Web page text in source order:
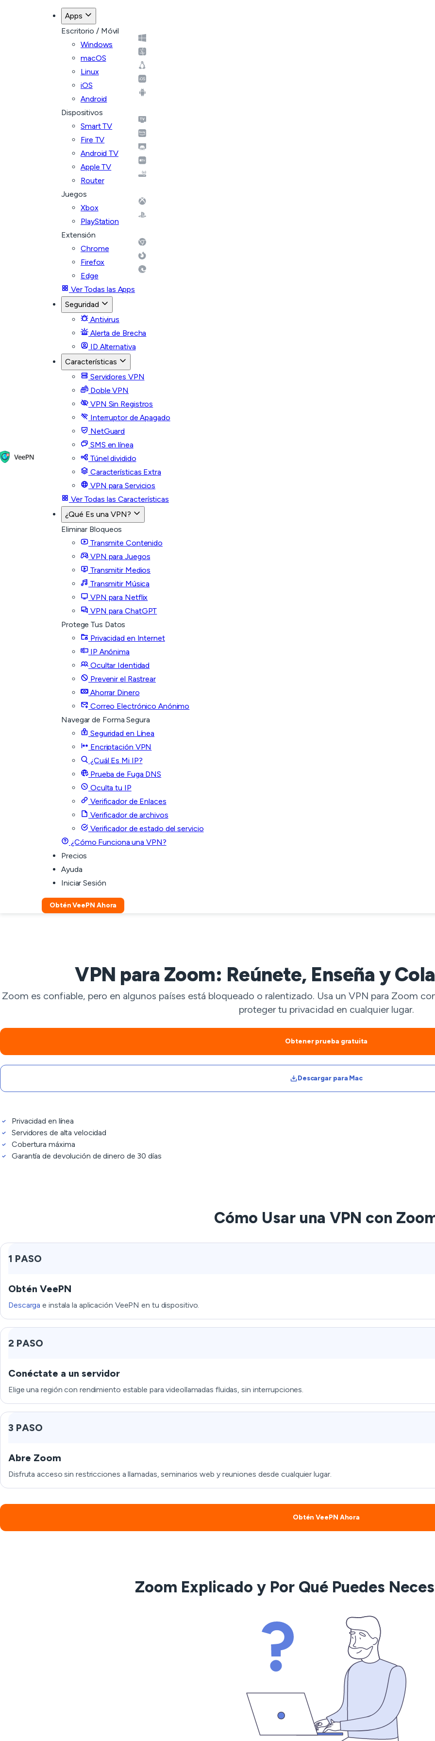
Apps
Escritorio / Móvil
Windows
macOS
Linux
iOS
Android
Dispositivos
Smart TV
Fire TV
Android TV
Apple TV
Router
Juegos
Xbox
PlayStation
Extensión
Chrome
Firefox
Edge
Ver Todas las Apps
Seguridad
Antivirus
Alerta de Brecha
ID Alternativa
Características
Servidores VPN
Doble VPN
VPN Sin Registros
Interruptor de Apagado
NetGuard
SMS en línea
Túnel dividido
Características Extra
VPN para Servicios
Ver Todas las Características
¿Qué Es una VPN?
Eliminar Bloqueos
Transmite Contenido
VPN para Juegos
Transmitir Medios
Transmitir Música
VPN para Netflix
VPN para ChatGPT
Protege Tus Datos
Privacidad en Internet
IP Anónima
Ocultar Identidad
Prevenir el Rastrear
Ahorrar Dinero
Correo Electrónico Anónimo
Navegar de Forma Segura
Seguridad en Línea
Encriptación VPN
¿Cuál Es Mi IP?
Prueba de Fuga DNS
Oculta tu IP
Verificador de Enlaces
Verificador de archivos
Verificador de estado del servicio
¿Cómo Funciona una VPN?
Precios
Ayuda
Iniciar Sesión
Obtén VeePN Ahora
VPN para Zoom: Reúnete, Enseña y
Zoom es confiable, pero en algunos países está bloqueado o ralentizado. Usa un VPN para Zoom
proteger tu privacidad en cualquier lugar.
Obtener prueba gratuita
Descargar para Mac
Privacidad en línea
Servidores de alta velocidad
Cobertura máxima
Garantía de devolución de dinero de 30 días
Cómo Usar una VPN con
1 PASO
Obtén VeePN
Descarga e instala la aplicación VeePN en tu dispositivo.
2 PASO
Conéctate a un servidor
Elige una región con rendimiento estable para videollamadas fluidas, sin interrupciones.
3 PASO
Abre Zoom
Disfruta acceso sin restricciones a llamadas, seminarios web y reuniones desde cualquier lugar.
Obtén VeePN Ahora
Zoom Explicado y Por Qué Puedes